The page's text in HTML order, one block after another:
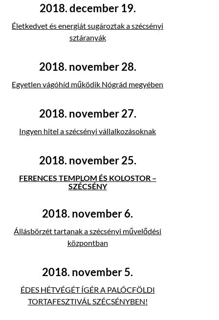
2018. december 19.
Életkedvet és energiát sugároztak a szécsényi
sztáranyák
2018. november 28.
Egyetlen vágóhíd működik Nógrád megyében
2018. november 27.
Ingyen hitel a szécsényi vállalkozásoknak
2018. november 25.
FERENCES TEMPLOM ÉS KOLOSTOR –
SZÉCSÉNY
2018. november 6.
Állásbörzét tartanak a szécsényi művelődési
központban
2018. november 5.
ÉDES HÉTVÉGÉT ÍGÉR A PALÓCFÖLDI
TORTAFESZTIVÁL SZÉCSÉNYBEN!